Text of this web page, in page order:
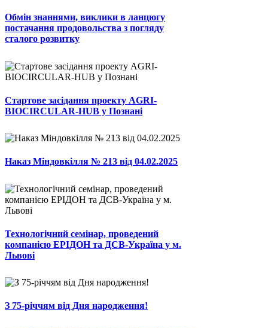
Обмін знаннями, виклики в ланцюгу
постачання продовольства з погляду
сталого розвитку
Стартове засідання проекту AGRI-
BIOCIRCULAR-HUB у Познані
Наказ Міндовкілля № 213 від 04.02.2025
Технологічний семінар, проведений
компанією ЕРІДОН та ДСВ-Україна у м.
Львові
З 75-річчям від Дня народження!